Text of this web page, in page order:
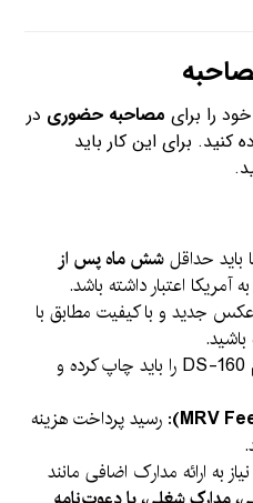
را برای مصاحبه حضوری در
کنید. برای این کار باید
باید حداقلشش ماه پس از
به آمریکا اعتبار داشته باشد.
جدید و با کیفیت مطابق با
: تأییدیه فرم DS-160 را باید چاپ کرده و
: رسید پرداخت هزینه
به ارائه مدارک اضافی مانند